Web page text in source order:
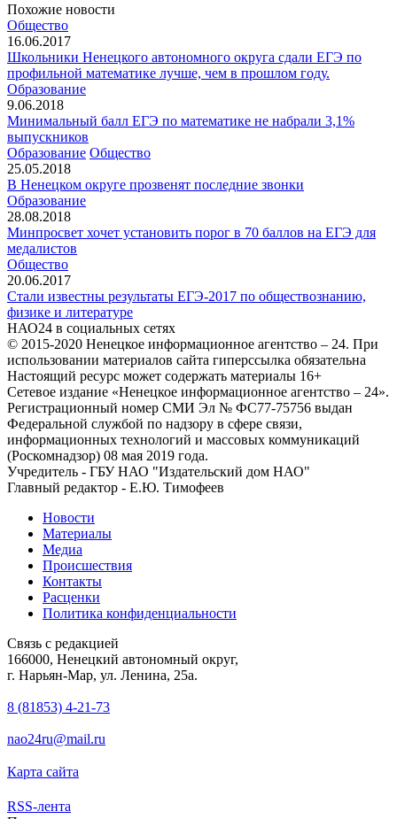
Похожие новости
Общество
16.06.2017
Школьники Ненецкого автономного округа сдали ЕГЭ по
профильной математике лучше, чем в прошлом году.
Образование
9.06.2018
Минимальный балл ЕГЭ по математике не набрали 3,1%
выпускников
Образование Общество
25.05.2018
В Ненецком округе прозвенят последние звонки
Образование
28.08.2018
Минпросвет хочет установить порог в 70 баллов на ЕГЭ для
медалистов
Общество
20.06.2017
Стали известны результаты ЕГЭ-2017 по обществознанию,
физике и литературе
НАО24 в социальных сетях
© 2015-2020 Ненецкое информационное агентство – 24. При
использовании материалов сайта гиперссылка обязательна
Настоящий ресурс может содержать материалы 16+
Сетевое издание «Ненецкое информационное агентство – 24».
Регистрационный номер СМИ Эл № ФС77-75756 выдан
Федеральной службой по надзору в сфере связи,
информационных технологий и массовых коммуникаций
(Роскомнадзор) 08 мая 2019 года.
Учредитель - ГБУ НАО "Издательский дом НАО"
Главный редактор - Е.Ю. Тимофеев
Новости
Материалы
Медиа
Происшествия
Контакты
Расценки
Политика конфиденциальности
Связь с редакцией
166000, Ненецкий автономный округ,
г. Нарьян-Мар, ул. Ленина, 25а.
8 (81853) 4-21-73
nao24ru@mail.ru
Карта сайта
RSS-лента